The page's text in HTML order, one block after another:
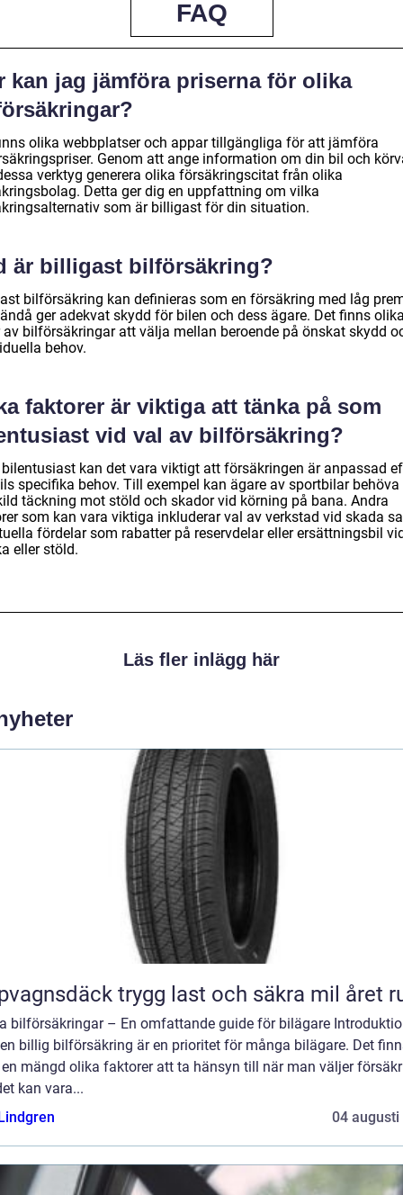
FAQ
kan jag jämföra priserna för olika
olika webbplatser och appar tillgängliga för att jämföra
Genom att ange information om din bil och
verktyg generera olika försäkringscitat från olika
Detta ger dig en uppfattning om vilka
som är billigast för din situation.
är billigast bilförsäkring?
bilförsäkring kan definieras som en försäkring med låg
ger adekvat skydd för bilen och dess ägare. Det finns
av bilförsäkringar att välja mellan beroende på önskat skydd
behov.
faktorer är viktiga att tänka på som
vid val av bilförsäkring?
kan det vara viktigt att försäkringen är anpassad
specifika behov. Till exempel kan ägare av sportbilar behöva
täckning mot stöld och skador vid körning på bana. Andra
som kan vara viktiga inkluderar val av verkstad vid skada
fördelar som rabatter på reservdelar eller ersättningsbil
eller stöld.
Läs fler inlägg här
Släpvagnsdäck trygg last och säkra mil året
bilförsäkringar – En omfattande guide för bilägare
billig bilförsäkring är en prioritet för många bilägare. Det
mängd olika faktorer att ta hänsyn till när man väljer
kan vara...
04 augusti